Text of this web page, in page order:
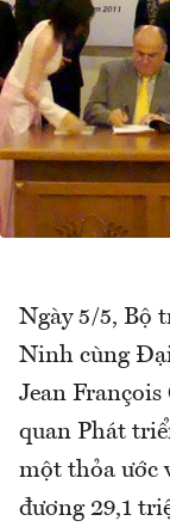
Ngày 5/5, Bộ
Ninh cùng
Jean
quan Phát
một thỏa ước
đương 29,1